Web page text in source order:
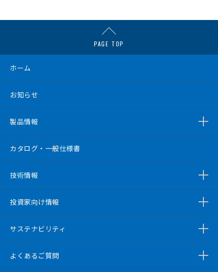
PAGE TOP
ホーム
お知らせ
製品情報
カタログ・一般仕様書
技術情報
投資家向け情報
サステナビリティ
よくあるご質問